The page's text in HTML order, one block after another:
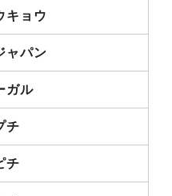
キョウ
ャパン
ガル
チ
チ